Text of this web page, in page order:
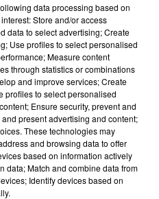
data processing based on
Store and/or access
data to select advertising; Create
Use profiles to select personalised
Measure content
through statistics or combinations
and improve services; Create
profiles to select personalised
Ensure security, prevent and
present advertising and content;
These technologies may
and browsing data to offer
based on information actively
data; Match and combine data from
Identify devices based on